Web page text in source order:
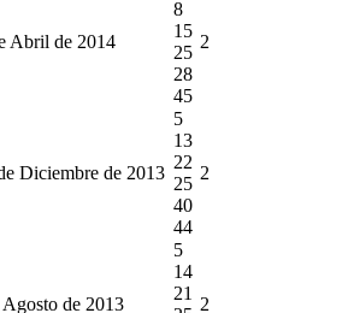
Abril de 2014
8
15
25
28
45
2
Diciembre de 2013
5
13
22
25
40
44
2
de 2013
5
14
21
2